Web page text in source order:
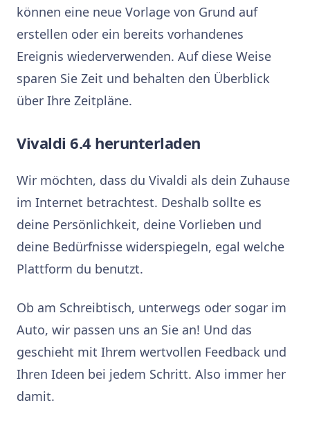
können eine neue Vorlage von Grund auf
erstellen oder ein bereits vorhandenes
Ereignis wiederverwenden. Auf diese Weise
sparen Sie Zeit und behalten den Überblick
über Ihre Zeitpläne.
Vivaldi 6.4 herunterladen
Wir möchten, dass du Vivaldi als dein Zuhause
im Internet betrachtest. Deshalb sollte es
deine Persönlichkeit, deine Vorlieben und
deine Bedürfnisse widerspiegeln, egal welche
Plattform du benutzt.
Ob am Schreibtisch, unterwegs oder sogar im
Auto, wir passen uns an Sie an! Und das
geschieht mit Ihrem wertvollen Feedback und
Ihren Ideen bei jedem Schritt. Also immer her
damit.